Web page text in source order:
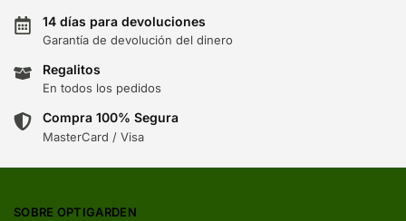
14 días para devoluciones
Garantía de devolución del dinero
Regalitos
En todos los pedidos
Compra 100% Segura
MasterCard / Visa
SOBRE OPTIGARDEN